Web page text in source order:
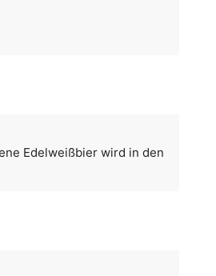
Edelweißbier wird in den